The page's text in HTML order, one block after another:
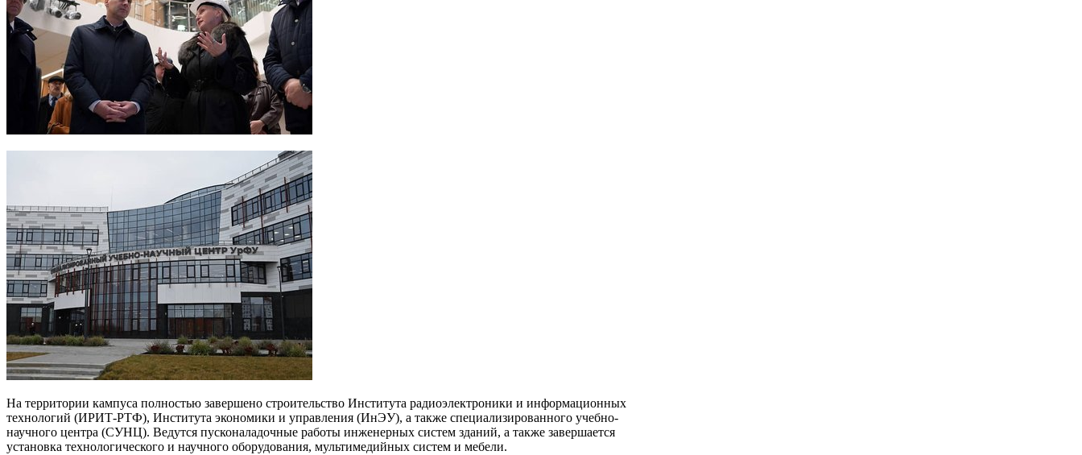
На территории кампуса полностью завершено строительство Института радиоэлектроники и информационных
технологий (ИРИТ-РТФ), Института экономики и управления (ИнЭУ), а также специализированного учебно-
научного центра (СУНЦ). Ведутся пусконаладочные работы инженерных систем зданий, а также завершается
установка технологического и научного оборудования, мультимедийных систем и мебели.